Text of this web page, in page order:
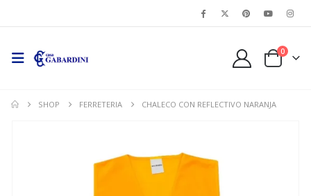
0
SHOP FERRETERIA CHALECO CON REFLECTIVO NARANJA